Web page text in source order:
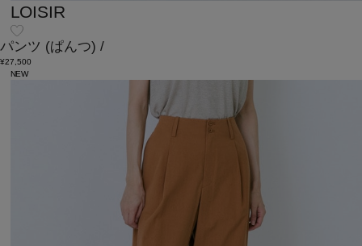
LOISIR
パンツ (ぱんつ) /
¥27,500
NEW